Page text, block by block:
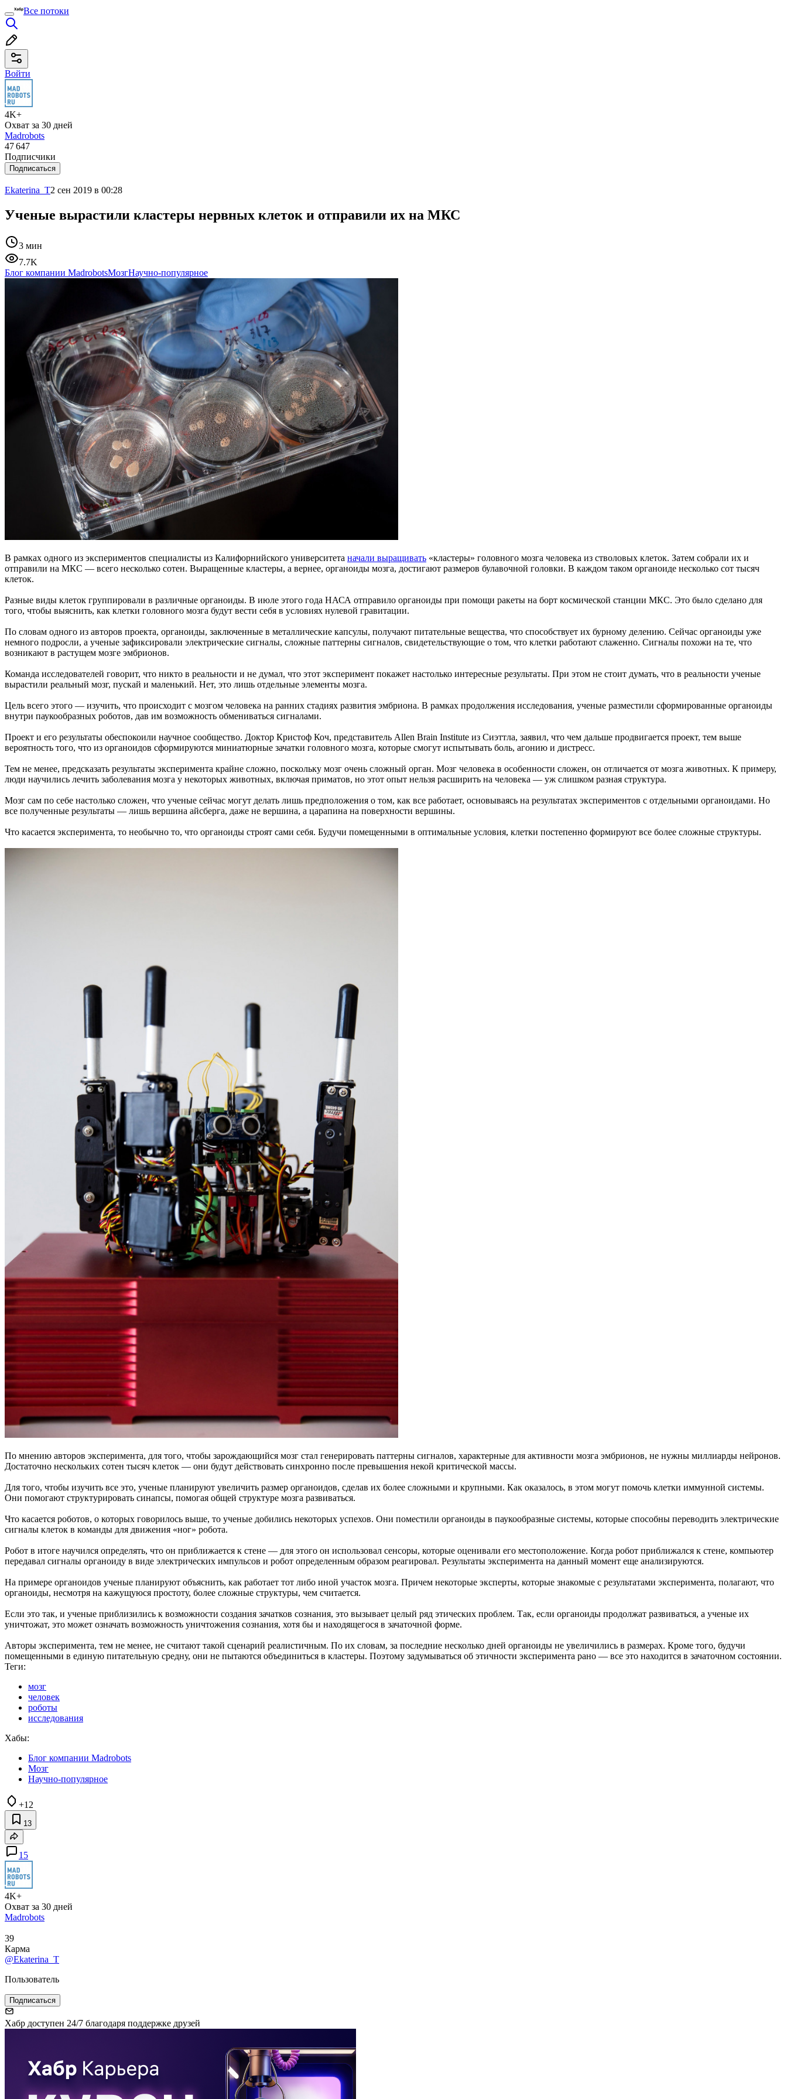
Все потоки
Войти
4K+
Охват за 30 дней
Madrobots
47 647
Подписчики
Подписаться
Ekaterina_T2 сен 2019 в 00:28
Ученые вырастили кластеры нервных клеток и отправили их на МКС
3 мин
7.7K
Блог компании MadrobotsМозгНаучно-популярное
В рамках одного из экспериментов специалисты из Калифорнийского университета начали выращивать «кластеры» головного мозга человека из стволовых клеток. Затем собрали их и
отправили на МКС — всего несколько сотен. Выращенные кластеры, а вернее, органоиды мозга, достигают размеров булавочной головки. В каждом таком органоиде несколько сот тысяч
клеток.
Разные виды клеток группировали в различные органоиды. В июле этого года НАСА отправило органоиды при помощи ракеты на борт космической станции МКС. Это было сделано для
того, чтобы выяснить, как клетки головного мозга будут вести себя в условиях нулевой гравитации.
По словам одного из авторов проекта, органоиды, заключенные в металлические капсулы, получают питательные вещества, что способствует их бурному делению. Сейчас органоиды уже
немного подросли, а ученые зафиксировали электрические сигналы, сложные паттерны сигналов, свидетельствующие о том, что клетки работают слаженно. Сигналы похожи на те, что
возникают в растущем мозге эмбрионов.
Команда исследователей говорит, что никто в реальности и не думал, что этот эксперимент покажет настолько интересные результаты. При этом не стоит думать, что в реальности ученые
вырастили реальный мозг, пускай и маленький. Нет, это лишь отдельные элементы мозга.
Цель всего этого — изучить, что происходит с мозгом человека на ранних стадиях развития эмбриона. В рамках продолжения исследования, ученые разместили сформированные органоиды
внутри паукообразных роботов, дав им возможность обмениваться сигналами.
Проект и его результаты обеспокоили научное сообщество. Доктор Кристоф Коч, представитель Allen Brain Institute из Сиэттла, заявил, что чем дальше продвигается проект, тем выше
вероятность того, что из органоидов сформируются миниатюрные зачатки головного мозга, которые смогут испытывать боль, агонию и дистресс.
Тем не менее, предсказать результаты эксперимента крайне сложно, поскольку мозг очень сложный орган. Мозг человека в особенности сложен, он отличается от мозга животных. К примеру,
люди научились лечить заболевания мозга у некоторых животных, включая приматов, но этот опыт нельзя расширить на человека — уж слишком разная структура.
Мозг сам по себе настолько сложен, что ученые сейчас могут делать лишь предположения о том, как все работает, основываясь на результатах экспериментов с отдельными органоидами. Но
все полученные результаты — лишь вершина айсберга, даже не вершина, а царапина на поверхности вершины.
Что касается эксперимента, то необычно то, что органоиды строят сами себя. Будучи помещенными в оптимальные условия, клетки постепенно формируют все более сложные структуры.
По мнению авторов эксперимента, для того, чтобы зарождающийся мозг стал генерировать паттерны сигналов, характерные для активности мозга эмбрионов, не нужны миллиарды нейронов.
Достаточно нескольких сотен тысяч клеток — они будут действовать синхронно после превышения некой критической массы.
Для того, чтобы изучить все это, ученые планируют увеличить размер органоидов, сделав их более сложными и крупными. Как оказалось, в этом могут помочь клетки иммунной системы.
Они помогают структурировать синапсы, помогая общей структуре мозга развиваться.
Что касается роботов, о которых говорилось выше, то ученые добились некоторых успехов. Они поместили органоиды в паукообразные системы, которые способны переводить электрические
сигналы клеток в команды для движения «ног» робота.
Робот в итоге научился определять, что он приближается к стене — для этого он использовал сенсоры, которые оценивали его местоположение. Когда робот приближался к стене, компьютер
передавал сигналы органоиду в виде электрических импульсов и робот определенным образом реагировал. Результаты эксперимента на данный момент еще анализируются.
На примере органоидов ученые планируют объяснить, как работает тот либо иной участок мозга. Причем некоторые эксперты, которые знакомые с результатами эксперимента, полагают, что
органоиды, несмотря на кажущуюся простоту, более сложные структуры, чем считается.
Если это так, и ученые приблизились к возможности создания зачатков сознания, это вызывает целый ряд этических проблем. Так, если органоиды продолжат развиваться, а ученые их
уничтожат, это может означать возможность уничтожения сознания, хотя бы и находящегося в зачаточной форме.
Авторы эксперимента, тем не менее, не считают такой сценарий реалистичным. По их словам, за последние несколько дней органоиды не увеличились в размерах. Кроме того, будучи
помещенными в единую питательную средну, они не пытаются объединиться в кластеры. Поэтому задумываться об этичности эксперимента рано — все это находится в зачаточном состоянии.
Теги:
мозг
человек
роботы
исследования
Хабы:
Блог компании Madrobots
Мозг
Научно-популярное
+12
13
15
4K+
Охват за 30 дней
Madrobots
39
Карма
@Ekaterina_T
Пользователь
Подписаться
Хабр доступен 24/7 благодаря поддержке друзей